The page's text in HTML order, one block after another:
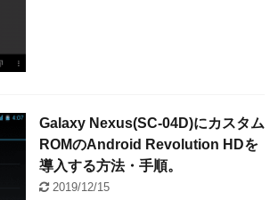
Galaxy Nexus(SC-04D)にカスタム
ROMのAndroid Revolution HDを
導入する方法・手順。
2019/12/15